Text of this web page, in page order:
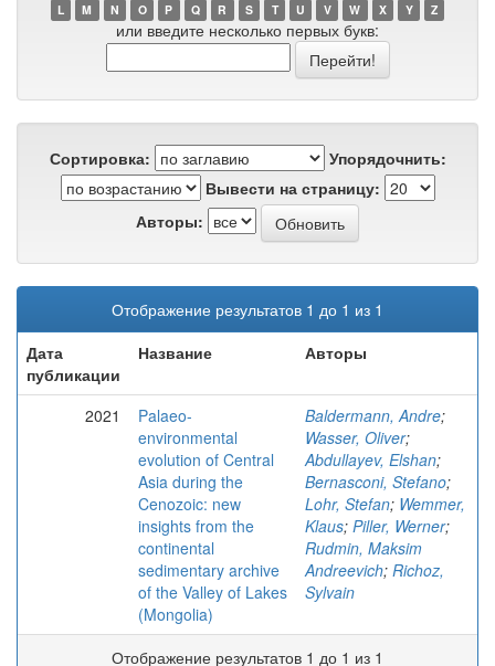
L
M N O P Q R S T U V W X Y Z
или введите несколько первых букв:
Сортировка:
Упорядочнить:
Вывести на страницу:
Авторы:
Отображение результатов 1 до 1 из 1
Дата
публикации
Название Авторы
2021
Palaeo-
environmental
evolution of Central
Asia during the
Cenozoic: new
insights from the
continental
sedimentary archive
of the Valley of Lakes
(Mongolia)
Baldermann, Andre;
Wasser, Oliver;
Abdullayev, Elshan;
Bernasconi, Stefano;
Lohr, Stefan; Wemmer,
Klaus; Piller, Werner;
Rudmin, Maksim
Andreevich; Richoz,
Sylvain
Отображение результатов 1 до 1 из 1